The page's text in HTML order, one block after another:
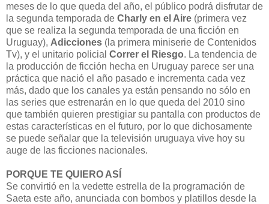
meses de lo que queda del año, el público podrá disfrutar de
la segunda temporada de Charly en el Aire (primera vez
que se realiza la segunda temporada de una ficción en
Uruguay), Adicciones (la primera miniserie de Contenidos
Tv), y el unitario policial Correr el Riesgo. La tendencia de
la producción de ficción hecha en Uruguay parece ser una
práctica que nació el año pasado e incrementa cada vez
más, dado que los canales ya están pensando no sólo en
las series que estrenarán en lo que queda del 2010 sino
que también quieren prestigiar su pantalla con productos de
estas características en el futuro, por lo que dichosamente
se puede señalar que la televisión uruguaya vive hoy su
auge de las ficciones nacionales.
PORQUE TE QUIERO ASÍ
Se convirtió en la vedette estrella de la programación de
Saeta este año, anunciada con bombos y platillos desde la